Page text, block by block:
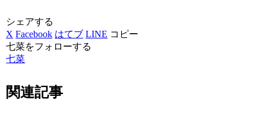
シェアする
X Facebook はてブ LINE コピー
七菜をフォローする
七菜
関連記事